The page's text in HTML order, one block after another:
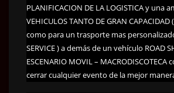
PLANIFICACION DE LA LOGISTICA y una
VEHICULOS TANTO DE GRAN CAPACIDAD
como para un trasporte mas personalizado
SERVICE ) a demás de un vehículo ROAD
ESCENARIO MOVIL – MACRODISCOTECA
cerrar cualquier evento de la mejor